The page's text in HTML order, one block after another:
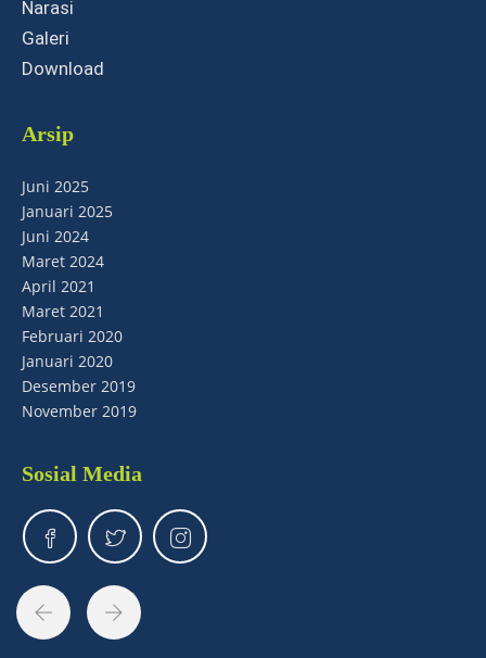
Narasi
Galeri
Download
Arsip
Juni 2025
Januari 2025
Juni 2024
Maret 2024
April 2021
Maret 2021
Februari 2020
Januari 2020
Desember 2019
November 2019
Sosial Media